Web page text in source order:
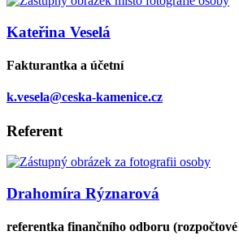
Kateřina Veselá
Fakturantka a účetní
k.vesela@ceska-kamenice.cz
Referent
Drahomíra Rýznarová
referentka finančního odboru